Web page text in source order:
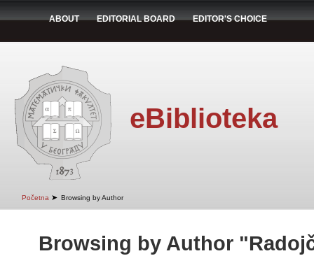
ABOUT EDITORIAL BOARD EDITOR'S CHOICE
eBiblioteka
Početna ➤ Browsing by Author
Browsing by Author